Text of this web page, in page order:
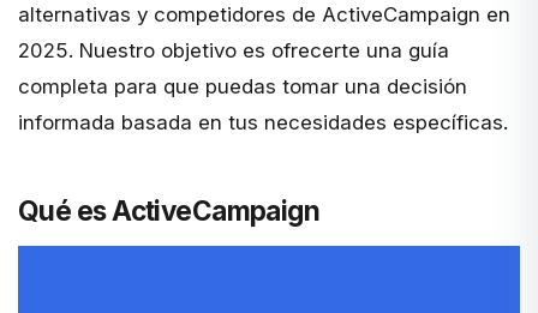
alternativas y competidores de ActiveCampaign en
2025. Nuestro objetivo es ofrecerte una guía
completa para que puedas tomar una decisión
informada basada en tus necesidades específicas.
Qué es ActiveCampaign